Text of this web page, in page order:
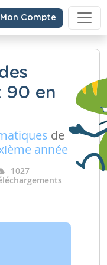
Compte
90 en
de
année
1027